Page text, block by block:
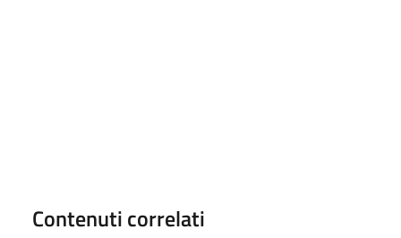
Contenuti correlati